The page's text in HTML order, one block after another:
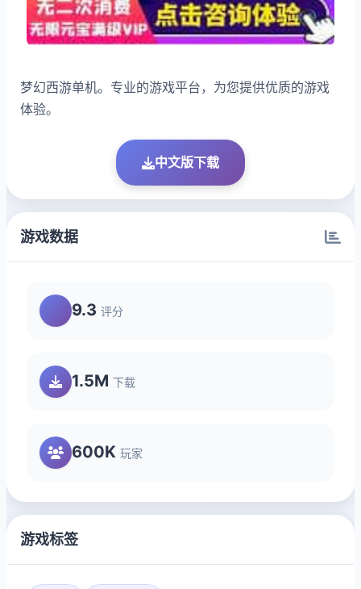
梦幻西游单机。专业的游戏平台，为您提供优质的游戏
体验。
中文版下载
游戏数据
9.3 评分
1.5M 下载
600K 玩家
游戏标签